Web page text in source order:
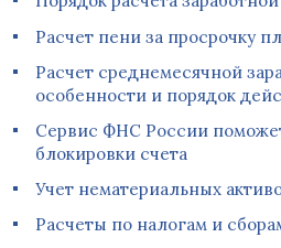
Расчет пени за просрочку
Расчет среднемесячной
особенности и порядок
Сервис ФНС России
блокировки счета
Учет нематериальных
Расчеты по налогам и